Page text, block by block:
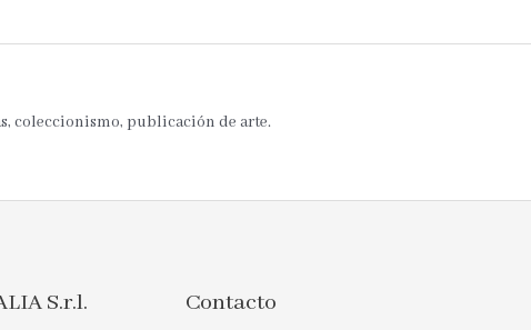
coleccionismo, publicación de arte.
S.r.l. Contacto